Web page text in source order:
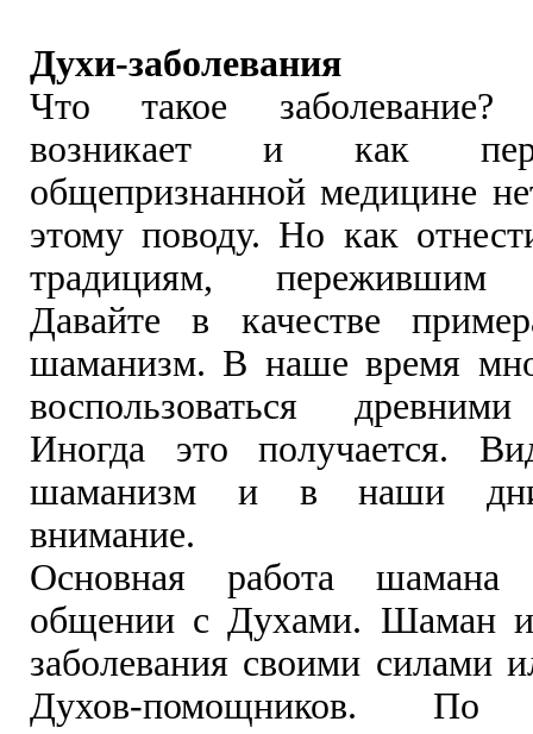
Духи-заболевания
Что такое
возникает и как
общепризнанной медицине
этому поводу. Но как
традициям, пережившим
Давайте в качестве
шаманизм. В наше время
воспользоваться
Иногда это получается.
шаманизм и в наши дни
внимание.
Основная работа шамана
общении с Духами. Шаман
заболевания своими силами
Духов-помощников. По